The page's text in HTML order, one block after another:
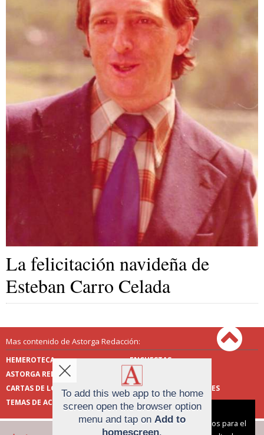
La felicitación navideña de
Esteban Carro Celada
Mas contenido de Astorga Redacción:
HEMEROTECA
ENCUESTAS
ASTORGA REDACCIÓN
PUBLICIDAD
CARTAS DE LOS LECTORES
FOTOS DE LOS LECTORES
TEMAS DE ACTUALIDAD
Aviso sobre el Uso de cookies:
Utilizamos cookies nuestras y de terceros para el
To add this web app to the home
screen open the browser option
menu and tap on Add to
homescreen.